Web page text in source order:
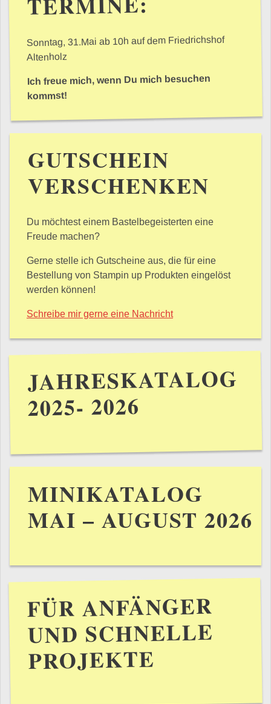
Sonntag, 31.Mai ab 10h auf dem Friedrichshof
Altenholz
Ich freue mich, wenn Du mich besuchen
kommst!
GUTSCHEIN
VERSCHENKEN
Du möchtest einem Bastelbegeisterten eine
Freude machen?
Gerne stelle ich Gutscheine aus, die für eine
Bestellung von Stampin up Produkten eingelöst
werden können!
Schreibe mir gerne eine Nachricht
JAHRESKATALOG
2025- 2026
MINIKATALOG
MAI – AUGUST 2026
FÜR ANFÄNGER
UND SCHNELLE
PROJEKTE